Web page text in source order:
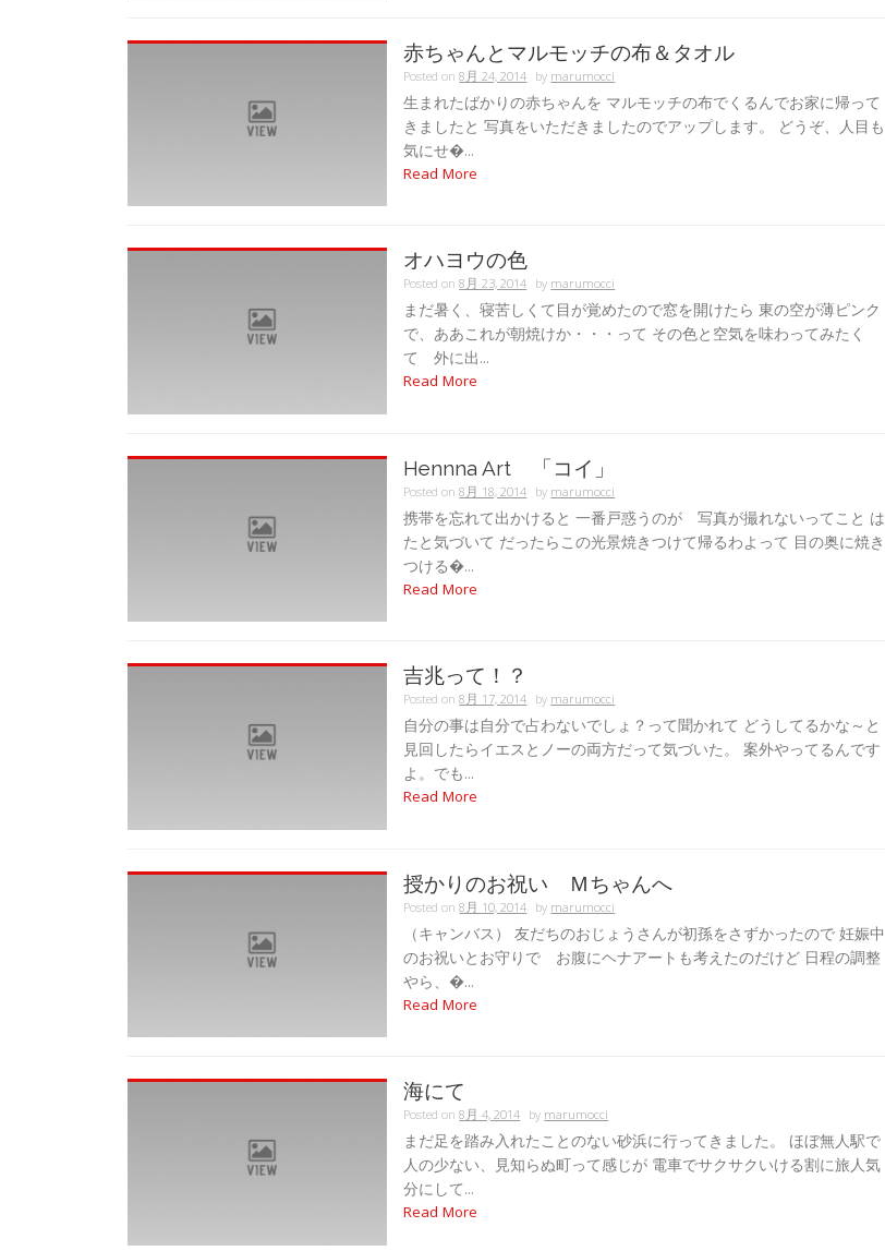
赤ちゃんとマルモッチの布＆タオル
Posted on8月 24, 2014 bymarumocci
生まれたばかりの赤ちゃんを マルモッチの布でくるんでお家に帰って
きましたと 写真をいただきましたのでアップします。 どうぞ、人目も
気にせ�...
Read More
オハヨウの色
Posted on8月 23, 2014 bymarumocci
まだ暑く、寝苦しくて目が覚めたので窓を開けたら 東の空が薄ピンク
で、ああこれが朝焼けか・・・って その色と空気を味わってみたく
て 外に出...
Read More
Hennna Art 「コイ」
Posted on8月 18, 2014 bymarumocci
携帯を忘れて出かけると 一番戸惑うのが 写真が撮れないってこと は
たと気づいて だったらこの光景焼きつけて帰るわよって 目の奥に焼き
つける�...
Read More
吉兆って！？
Posted on8月 17, 2014 bymarumocci
自分の事は自分で占わないでしょ？って聞かれて どうしてるかな～と
見回したらイエスとノーの両方だって気づいた。 案外やってるんです
よ。でも...
Read More
授かりのお祝い Ｍちゃんへ
Posted on8月 10, 2014 bymarumocci
（キャンバス） 友だちのおじょうさんが初孫をさずかったので 妊娠中
のお祝いとお守りで お腹にヘナアートも考えたのだけど 日程の調整
やら、�...
Read More
海にて
Posted on8月 4, 2014 bymarumocci
まだ足を踏み入れたことのない砂浜に行ってきました。 ほぼ無人駅で
人の少ない、見知らぬ町って感じが 電車でサクサクいける割に旅人気
分にして...
Read More